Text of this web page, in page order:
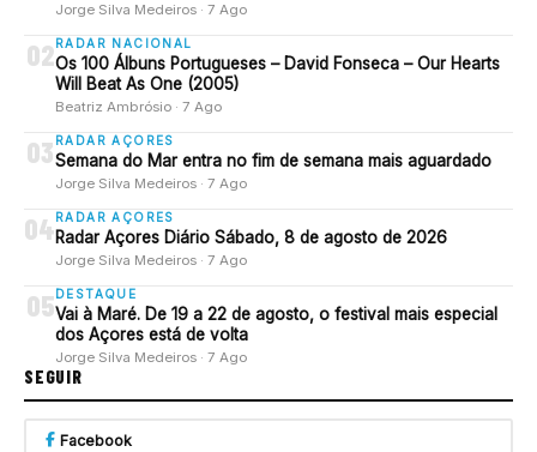
Jorge Silva Medeiros · 7 Ago
02 RADAR NACIONAL
Os 100 Álbuns Portugueses – David Fonseca – Our Hearts
Will Beat As One (2005)
Beatriz Ambrósio · 7 Ago
03 RADAR AÇORES
Semana do Mar entra no fim de semana mais aguardado
Jorge Silva Medeiros · 7 Ago
04 RADAR AÇORES
Radar Açores Diário Sábado, 8 de agosto de 2026
Jorge Silva Medeiros · 7 Ago
05 DESTAQUE
Vai à Maré. De 19 a 22 de agosto, o festival mais especial
dos Açores está de volta
Jorge Silva Medeiros · 7 Ago
SEGUIR
Facebook